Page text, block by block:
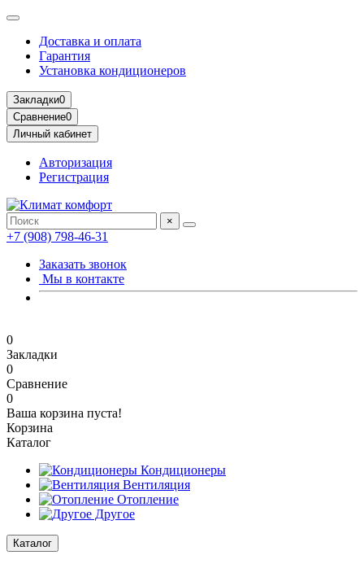
Доставка и оплата
Гарантия
Установка кондиционеров
Закладки0
Сравнение0
Личный кабинет
Авторизация
Регистрация
×
+7 (908) 798-46-31
Заказать звонок
Мы в контакте
0
Закладки
0
Сравнение
0
Ваша корзина пуста!
Корзина
Каталог
Кондиционеры
Вентиляция
Отопление
Другое
Каталог